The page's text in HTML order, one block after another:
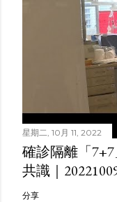
星期二, 10月 11, 2022
確診隔離「
共識｜
分享